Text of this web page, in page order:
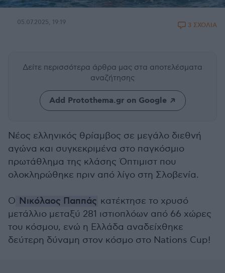
05.07.2025, 19:19 3 ΣΧΟΛΙΑ
Δείτε περισσότερα άρθρα μας στα αποτελέσματα
αναζήτησης
Add Protothema.gr on Google
Νέος ελληνικός θρίαμβος σε μεγάλο διεθνή
αγώνα και συγκεκριμένα στο παγκόσμιο
πρωτάθλημα της κλάσης Όπτιμιστ που
ολοκληρώθηκε πριν από λίγο στη Σλοβενία.
Ο Νικόλαος Παππάς κατέκτησε το χρυσό
μετάλλιο μεταξύ 281 ιστιοπλόων από 66 χώρες
του κόσμου, ενώ η Ελλάδα αναδείχθηκε
δεύτερη δύναμη στον κόσμο στο Nations Cup!